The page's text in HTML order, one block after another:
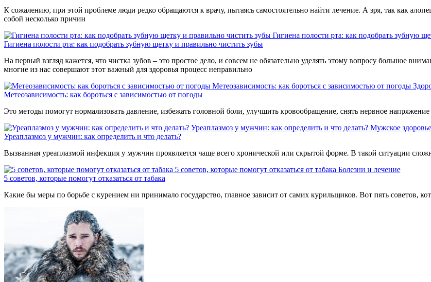
К сожалению, при этой проблеме люди редко обращаются к врачу, пытаясь самостоятельно найти лечение. А зря, так как
собой несколько причин
Гигиена полости рта: как подобрать зубную
Гигиена полости рта: как подобрать зубную щетку и правильно чистить зубы
На первый взгляд кажется, что чистка зубов – это простое дело, и совсем не обязательно уделять этому вопросу большое
многие из нас совершают этот важный для здоровья процесс неправильно
Метеозависимость: как бороться с зависимостью от погоды
Метеозависимость: как бороться с зависимостью от погоды
Это методы помогут нормализовать давление, избежать головной боли, улучшить кровообращение, снять нервное напряжение
Уреаплазмоз у мужчин: как определить и что делать? Мужское здоровье
Уреаплазмоз у мужчин: как определить и что делать?
Вызванная уреаплазмой инфекция у мужчин проявляется чаще всего хронической или скрытой форме. В такой ситуации
5 советов, которые помогут отказаться от табака Болезни и лечение
5 советов, которые помогут отказаться от табака
Какие бы меры по борьбе с курением ни принимало государство, главное зависит от самих курильщиков. Вот пять советов,